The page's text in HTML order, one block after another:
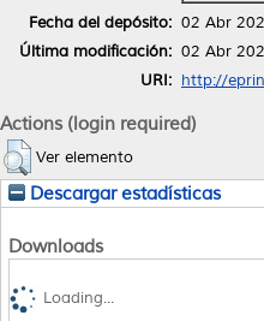
Fecha del depósito: 02 Abr
Última modificación: 02 Abr
URI: http://
Actions (login required)
Ver elemento
Descargar estadísticas
Downloads
Loading...